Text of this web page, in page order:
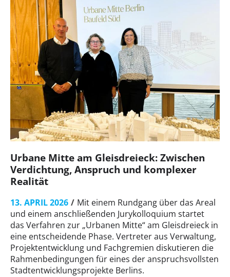
Urbane Mitte am Gleisdreieck: Zwischen
Verdichtung, Anspruch und komplexer
Realität
13. APRIL 2026
Mit einem Rundgang über das Areal
und einem anschließenden Jurykolloquium startet
das Verfahren zur „Urbanen Mitte“ am Gleisdreieck in
eine entscheidende Phase. Vertreter aus Verwaltung,
Projektentwicklung und Fachgremien diskutieren die
Rahmenbedingungen für eines der anspruchsvollsten
Stadtentwicklungsprojekte Berlins.